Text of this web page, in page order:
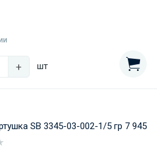
+ шт
SB 3345-03-002-1/5 гр 7 945